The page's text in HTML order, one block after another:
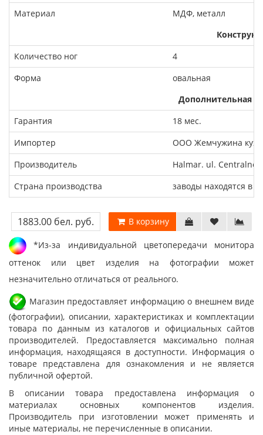
Материал
МДФ, металл
Количество ног
4
Форма
овальная
Дополнительная
Гарантия
18 мес.
Импортер
ООО Жемчужина
Производитель
Halmar. ul.
Страна производства
заводы находятся в
1883.00 бел. руб. В корзину
*Из-за индивидуальной цветопередачи монитора
оттенок или цвет изделия на фотографии может
незначительно отличаться от реального.
Магазин предоставляет информацию о внешнем виде
(фотографии), описании, характеристиках и комплектации
товара по данным из каталогов и официальных сайтов
производителей. Предоставляется максимально полная
информация, находящаяся в доступности. Информация о
товаре представлена для ознакомления и не является
публичной офертой.
В описании товара предоставлена информация о
материалах основных компонентов изделия.
Производитель при изготовлении может применять и
иные материалы, не перечисленные в описании.